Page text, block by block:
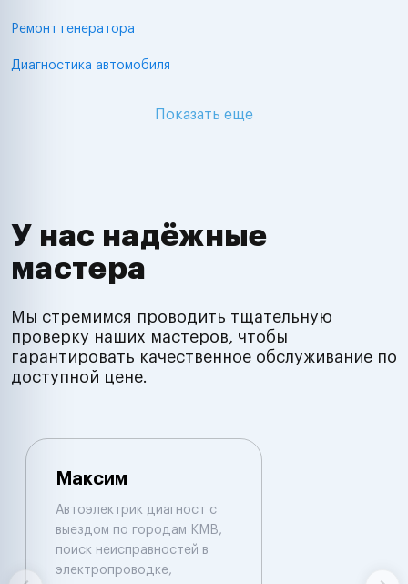
Ремонт генератора
Диагностика автомобиля
Показать еще
У нас надёжные
мастера
Мы стремимся проводить тщательную
проверку наших мастеров, чтобы
гарантировать качественное обслуживание по
доступной цене.
Максим
Автоэлектрик диагност с
выездом по городам КМВ,
поиск неисправностей в
электропроводке,